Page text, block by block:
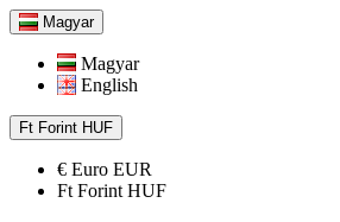
Magyar
Magyar
English
Ft Forint HUF
€ Euro EUR
Ft Forint HUF